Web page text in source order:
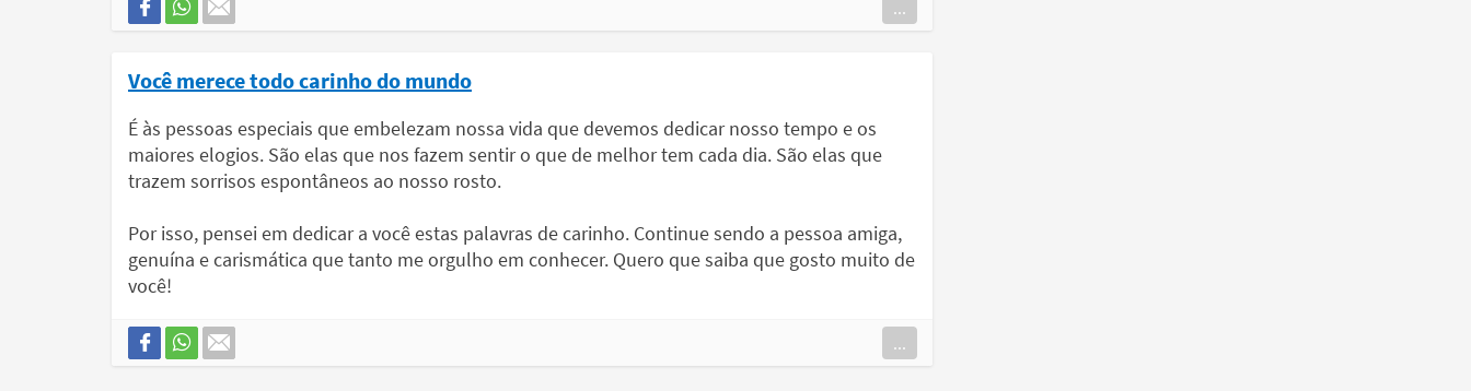
...
Você merece todo carinho do mundo
É às pessoas especiais que embelezam nossa vida que devemos dedicar nosso tempo e os
maiores elogios. São elas que nos fazem sentir o que de melhor tem cada dia. São elas que
trazem sorrisos espontâneos ao nosso rosto.
Por isso, pensei em dedicar a você estas palavras de carinho. Continue sendo a pessoa amiga,
genuína e carismática que tanto me orgulho em conhecer. Quero que saiba que gosto muito de
você!
...